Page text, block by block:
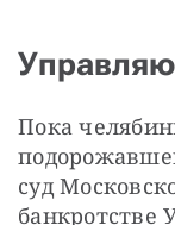
Пока
суд
банкротстве